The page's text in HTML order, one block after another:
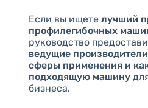
Если вы ищете лучший
профилегибочных
руководство
ведущие
сферы применения и
подходящую машину
бизнеса.